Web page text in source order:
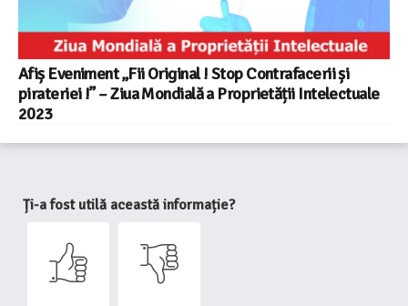
Afiș Eveniment „Fii Original ! Stop Contrafacerii și
pirateriei !” – Ziua Mondială a Proprietății Intelectuale
2023
Ți-a fost utilă această informație?